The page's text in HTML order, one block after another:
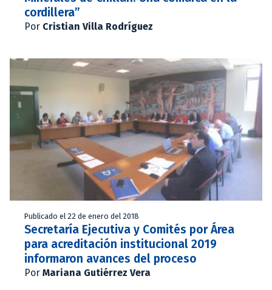
cordillera”
Por Cristian Villa Rodríguez
Publicado el 22 de enero del 2018
Secretaría Ejecutiva y Comités por Área
para acreditación institucional 2019
informaron avances del proceso
Por Mariana Gutiérrez Vera